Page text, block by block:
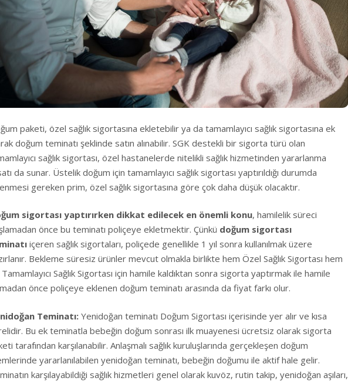
paketi, özel sağlık sigortasına ekletebilir ya da tamamlayıcı sağlık sigortasına ek
doğum teminatı şeklinde satın alınabilir. SGK destekli bir sigorta türü olan
sağlık sigortası, özel hastanelerde nitelikli sağlık hizmetinden yararlanma
da sunar. Üstelik doğum için tamamlayıcı sağlık sigortası yaptırıldığı durumda
gereken prim, özel sağlık sigortasına göre çok daha düşük olacaktır.
sigortası yaptırırken dikkat edilecek en önemli konu, hamilelik süreci
önce bu teminatı poliçeye ekletmektir. Çünkü doğum sigortası
içeren sağlık sigortaları, poliçede genellikle 1 yıl sonra kullanılmak üzere
Bekleme süresiz ürünler mevcut olmakla birlikte hem Özel Sağlık Sigortası hem
Sağlık Sigortası için hamile kaldıktan sonra sigorta yaptırmak ile hamile
önce poliçeye eklenen doğum teminatı arasında da fiyat farkı olur.
Teminatı:Yenidoğan teminatı Doğum Sigortası içerisinde yer alır ve kısa
Bu ek teminatla bebeğin doğum sonrası ilk muayenesi ücretsiz olarak sigorta
tarafından karşılanabilir. Anlaşmalı sağlık kuruluşlarında gerçekleşen doğum
yararlanılabilen yenidoğan teminatı, bebeğin doğumu ile aktif hale gelir.
karşılayabildiği sağlık hizmetleri genel olarak kuvöz, rutin takip, yenidoğan aşıları,